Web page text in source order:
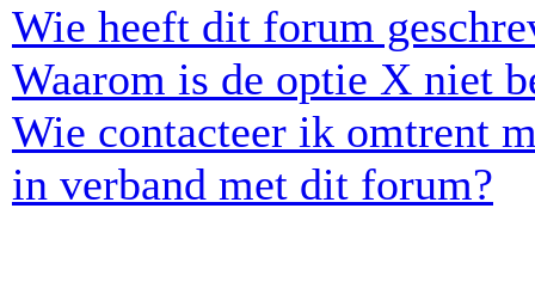
Wie heeft dit forum
Waarom is de optie X niet
Wie contacteer ik omtrent
in verband met dit forum?